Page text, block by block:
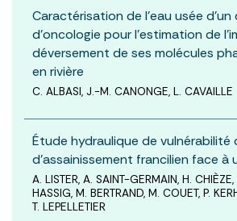
Caractérisation de l’eau usée
d’oncologie pour l’estimation de
déversement de ses molécules
en rivière
C. ALBASI, J.-M. CANONGE, L. CAVAILLE
Étude hydraulique de vulnérabilité
d’assainissement francilien face à
A. LISTER, A. SAINT-GERMAIN, H.
HASSIG, M. BERTRAND, M. COUET, P.
T. LEPELLETIER